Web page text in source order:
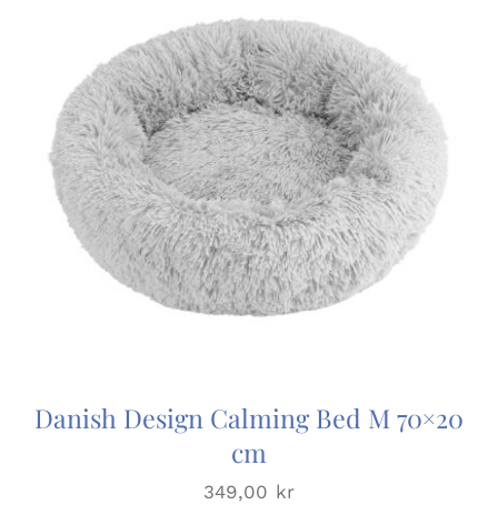
Danish Design Calming Bed M 70×20
cm
349,00 kr